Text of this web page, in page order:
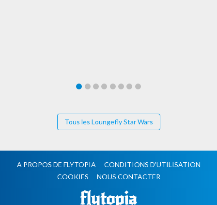
Tous les Loungefly Star Wars
A PROPOS DE FLYTOPIA
CONDITIONS D'UTILISATION
COOKIES
NOUS CONTACTER